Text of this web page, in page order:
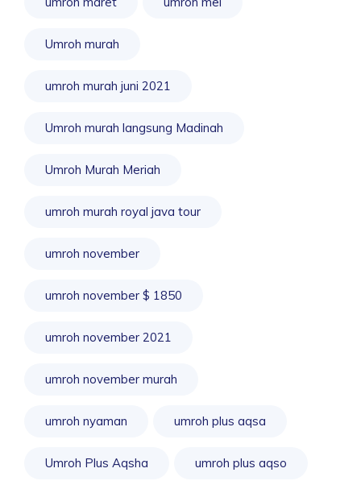
Umroh murah
umroh murah juni 2021
Umroh murah langsung Madinah
Umroh Murah Meriah
umroh murah royal java tour
umroh november
umroh november $ 1850
umroh november 2021
umroh november murah
umroh nyaman umroh plus aqsa
Umroh Plus Aqsha umroh plus aqso